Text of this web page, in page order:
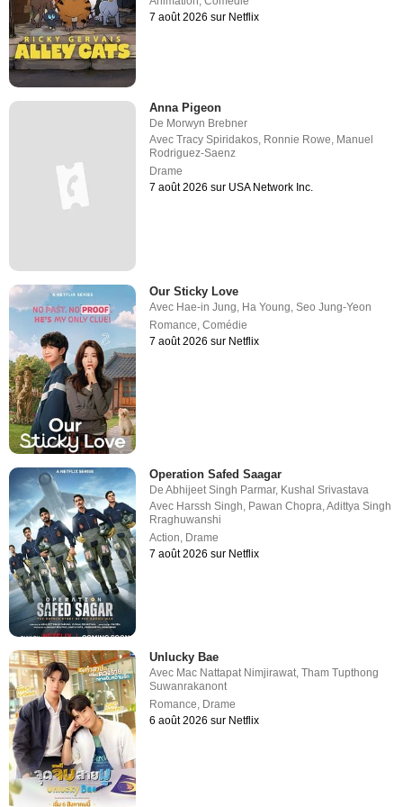
7 août 2026 sur Netflix
Anna Pigeon
De Morwyn Brebner
AvecTracy Spiridakos, Ronnie Rowe, Manuel
Rodriguez-Saenz
Drame
7 août 2026 sur USA Network Inc.
Our Sticky Love
Avec Hae-in Jung Ha Young ,Seo Jung-Yeon
Romance ,Comédie
7 août 2026 sur Netflix
Operation Safed Saagar
DeAbhijeet Singh Parmar, Kushal Srivastava
Avec Harssh Singh, Pawan Chopra,Adittya Singh
Rraghuwanshi
Action, Drame
7 août 2026 sur Netflix
Unlucky Bae
Avec Mac Nattapat Nimjirawat,Tham Tupthong
Suwanrakanont
Romance, Drame
6 août 2026 sur Netflix